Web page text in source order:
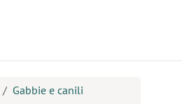
Gabbie e canili